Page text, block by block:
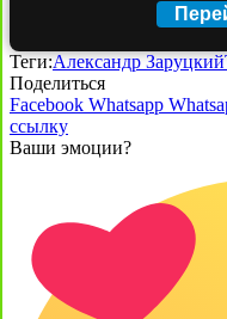
Теги:Александр Заруцкий
Поделиться
Facebook Whatsapp
ссылку
Ваши эмоции?